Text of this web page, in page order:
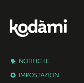
NOTIFICHE
IMPOSTAZIONI